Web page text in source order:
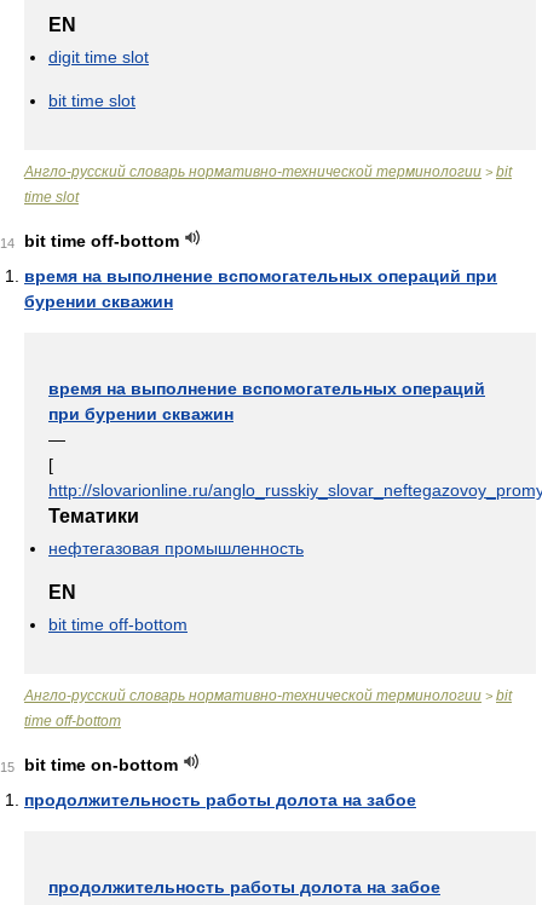
EN
digit time slot
bit time slot
Англо-русский словарь нормативно-технической терминологии > bit
time slot
14
bit time off-bottom
время на выполнение вспомогательных операций при
бурении скважин
время на выполнение вспомогательных операций
при бурении скважин
—
[
http://slovarionline.ru/
Тематики
нефтегазовая промышленность
EN
bit time off-bottom
Англо-русский словарь нормативно-технической терминологии > bit
time off-bottom
15
bit time on-bottom
продолжительность работы долота на забое
продолжительность работы долота на забое